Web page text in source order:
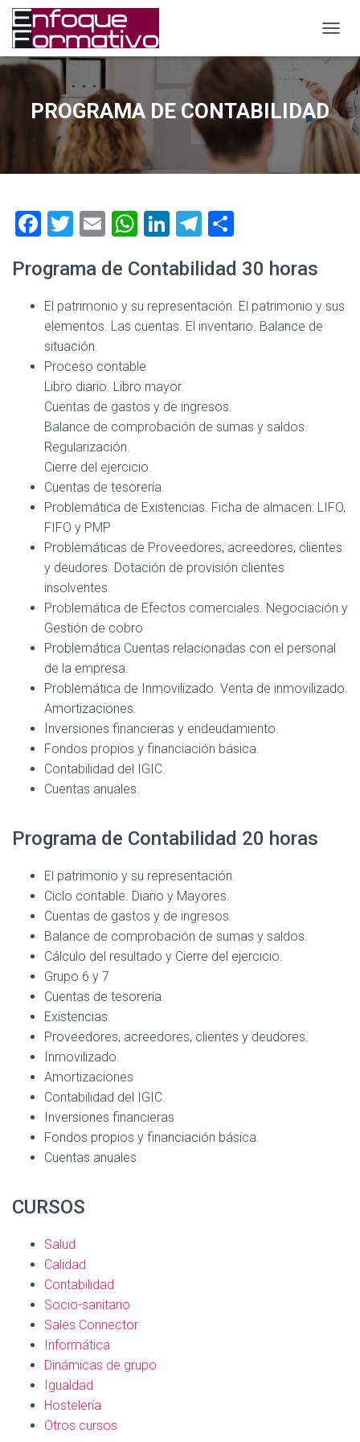
A
I
A
R
M
O
PROGRAMA DE CONTABILIDAD
F
ce
b
o
ok
T
tt
er
E
ai
l
W
at
s
A
p
Li
e
dI
n
T
e
gr
a
m
p
ar
Programa de Contabilidad 30 horas
El patrimonio y su representación. El patrimonio y sus
elementos. Las cuentas. El inventario. Balance de
situación.
Proceso contable
Libro diario. Libro mayor.
Cuentas de gastos y de ingresos.
Balance de comprobación de sumas y saldos.
Regularización.
Cierre del ejercicio.
Cuentas de tesorería.
Problemática de Existencias. Ficha de almacen: LIFO,
FIFO y PMP
Problemáticas de Proveedores, acreedores, clientes
y deudores. Dotación de provisión clientes
insolventes.
Problemática de Efectos comerciales. Negociación y
Gestión de cobro
Problemática Cuentas relacionadas con el personal
de la empresa.
Problemática de Inmovilizado. Venta de inmovilizado.
Amortizaciones.
Inversiones financieras y endeudamiento.
Fondos propios y financiación básica.
Contabilidad del IGIC.
Cuentas anuales.
Programa de Contabilidad 20 horas
El patrimonio y su representación.
Ciclo contable. Diario y Mayores.
Cuentas de gastos y de ingresos.
Balance de comprobación de sumas y saldos.
Cálculo del resultado y Cierre del ejercicio.
Grupo 6 y 7
Cuentas de tesorería.
Existencias.
Proveedores, acreedores, clientes y deudores.
Inmovilizado.
Amortizaciones
Contabilidad del IGIC.
Inversiones financieras
Fondos propios y financiación básica.
Cuentas anuales.
CURSOS
Salud
Calidad
Contabilidad
Socio-sanitario
Sales Connector
Informática
Dinámicas de grupo
Igualdad
Hostelería
Otros cursos